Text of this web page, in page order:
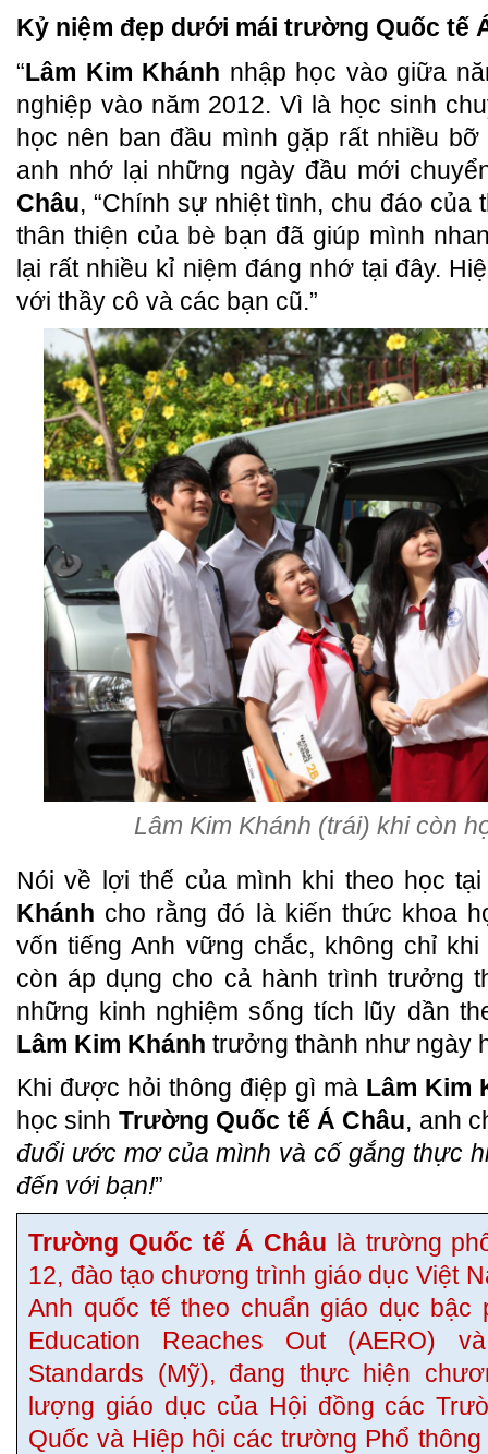
Kỷ niệm đẹp dưới mái trường Quốc tế
“Lâm Kim Khánh nhập học vào giữa
nghiệp vào năm 2012. Vì là học sinh
học nên ban đầu mình gặp rất nhiều
anh nhớ lại những ngày đầu mới
Châu, “Chính sự nhiệt tình, chu đáo
thân thiện của bè bạn đã giúp mình
lại rất nhiều kỉ niệm đáng nhớ tại đây.
với thầy cô và các bạn cũ.”
Lâm Kim Khánh (trái) khi còn
Nói về lợi thế của mình khi theo học
Khánh cho rằng đó là kiến thức khoa
vốn tiếng Anh vững chắc, không chỉ
còn áp dụng cho cả hành trình trưởng
những kinh nghiệm sống tích lũy dần
Lâm Kim Khánh trưởng thành như ngày
Khi được hỏi thông điệp gì mà Lâm Kim
học sinh Trường Quốc tế Á Châu, anh
đuổi ước mơ của mình và cố gắng thực
đến với bạn!”
Trường Quốc tế Á Châu là trường
12, đào tạo chương trình giáo dục Việt
Anh quốc tế theo chuẩn giáo dục bậc
Education Reaches Out (AERO)
Standards (Mỹ), đang thực hiện
lượng giáo dục của Hội đồng các
Quốc và Hiệp hội các trường Phổ